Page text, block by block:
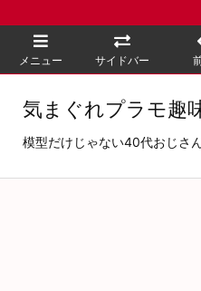
メニュー サイドバー
気まぐれプラモ趣
模型だけじゃない40代おじさ